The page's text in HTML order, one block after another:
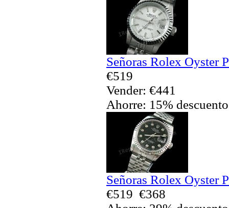
Señoras Rolex Oyster
€519
Vender: €441
Ahorre: 15% descuento
Señoras Rolex Oyster
€519 €368